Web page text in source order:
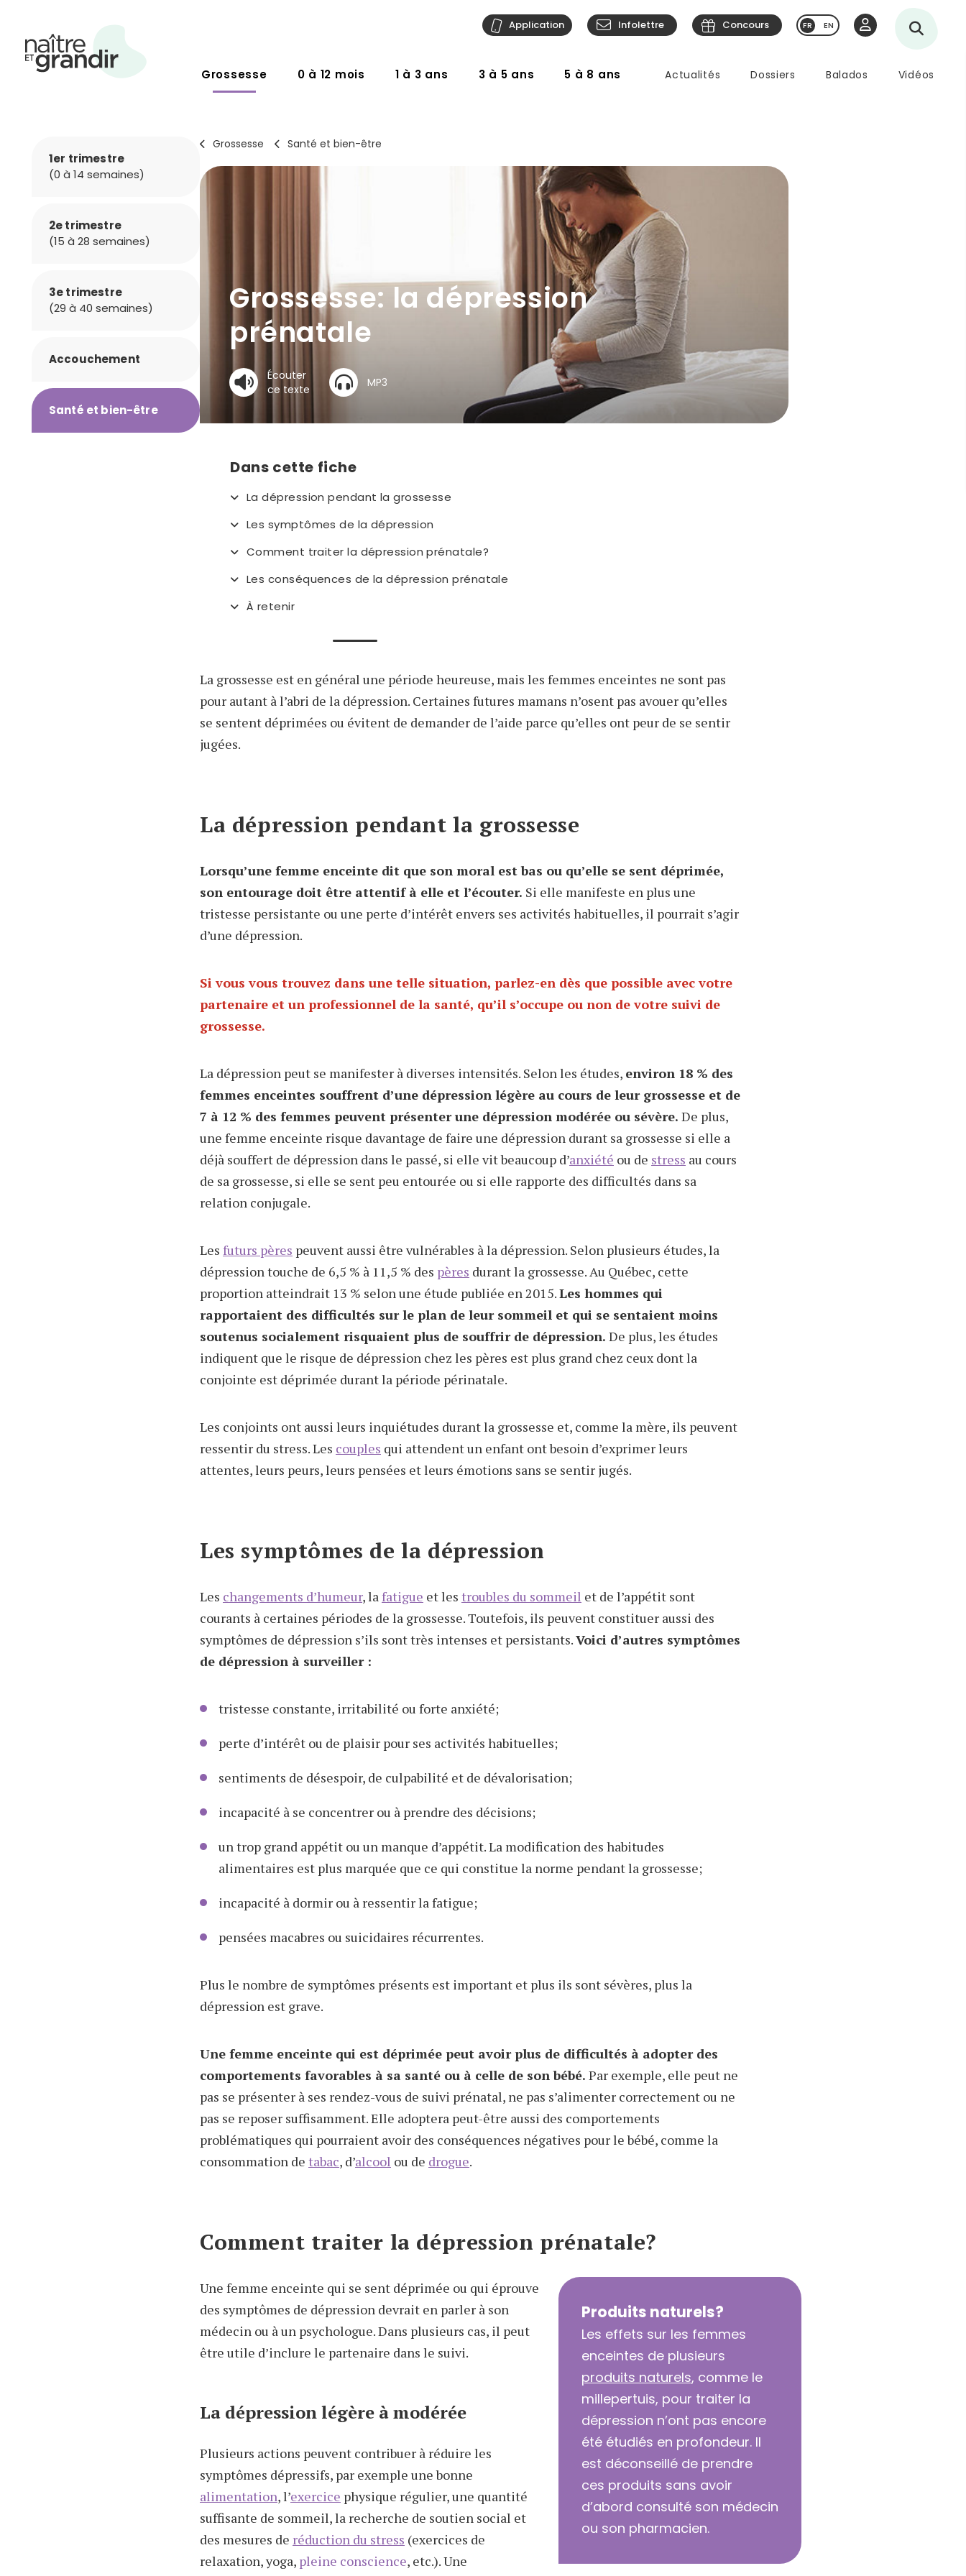
Grossesse 0 à 12 mois 1 à 3 ans 3 à 5 ans 5 à 8 ans Actualités Dossiers Balados Vidéos
Application Infolettre Concours EN
Grossesse Santé et bien-être
Grossesse: la dépression
prénatale
Écouter
ce texte
MP3
Dans cette fiche
La dépression pendant la grossesse
Les symptômes de la dépression
Comment traiter la dépression prénatale?
Les conséquences de la dépression prénatale
À retenir
La grossesse est en général une période heureuse, mais les femmes enceintes ne sont pas
pour autant à l’abri de la dépression. Certaines futures mamans n’osent pas avouer qu’elles
se sentent déprimées ou évitent de demander de l’aide parce qu’elles ont peur de se sentir
jugées.
La dépression pendant la grossesse
Lorsqu’une femme enceinte dit que son moral est bas ou qu’elle se sent déprimée,
son entourage doit être attentif à elle et l’écouter. Si elle manifeste en plus une
tristesse persistante ou une perte d’intérêt envers ses activités habituelles, il pourrait s’agir
d’une dépression.
Si vous vous trouvez dans une telle situation, parlez-en dès que possible avec votre
partenaire et un professionnel de la santé, qu’il s’occupe ou non de votre suivi de
grossesse.
La dépression peut se manifester à diverses intensités. Selon les études, environ 18 % des
femmes enceintes souffrent d’une dépression légère au cours de leur grossesse et de
7 à 12 % des femmes peuvent présenter une dépression modérée ou sévère. De plus,
une femme enceinte risque davantage de faire une dépression durant sa grossesse si elle a
déjà souffert de dépression dans le passé, si elle vit beaucoup d’anxiété ou de stress au cours
de sa grossesse, si elle se sent peu entourée ou si elle rapporte des difficultés dans sa
relation conjugale.
Les futurs pères peuvent aussi être vulnérables à la dépression. Selon plusieurs études, la
dépression touche de 6,5 % à 11,5 % des pères durant la grossesse. Au Québec, cette
proportion atteindrait 13 % selon une étude publiée en 2015.Les hommes qui
rapportaient des difficultés sur le plan de leur sommeil et qui se sentaient moins
soutenus socialement risquaient plus de souffrir de dépression. De plus, les études
indiquent que le risque de dépression chez les pères est plus grand chez ceux dont la
conjointe est déprimée durant la période périnatale.
Les conjoints ont aussi leurs inquiétudes durant la grossesse et, comme la mère, ils peuvent
ressentir du stress. Les couples qui attendent un enfant ont besoin d’exprimer leurs
attentes, leurs peurs, leurs pensées et leurs émotions sans se sentir jugés.
Les symptômes de la dépression
Les changements d’humeur, lafatigue et les troubles du sommeil et de l’appétit sont
courants à certaines périodes de la grossesse. Toutefois, ils peuvent constituer aussi des
symptômes de dépression s’ils sont très intenses et persistants.Voici d’autres symptômes
de dépression à surveiller :
tristesse constante, irritabilité ou forte anxiété;
perte d’intérêt ou de plaisir pour ses activités habituelles;
sentiments de désespoir, de culpabilité et de dévalorisation;
incapacité à se concentrer ou à prendre des décisions;
un trop grand appétit ou un manque d’appétit. La modification des habitudes
alimentaires est plus marquée que ce qui constitue la norme pendant la grossesse;
incapacité à dormir ou à ressentir la fatigue;
pensées macabres ou suicidaires récurrentes.
Plus le nombre de symptômes présents est important et plus ils sont sévères, plus la
dépression est grave.
Une femme enceinte qui est déprimée peut avoir plus de difficultés à adopter des
comportements favorables à sa santé ou à celle de son bébé. Par exemple, elle peut ne
pas se présenter à ses rendez-vous de suivi prénatal, ne pas s’alimenter correctement ou ne
pas se reposer suffisamment. Elle adoptera peut-être aussi des comportements
problématiques qui pourraient avoir des conséquences négatives pour le bébé, comme la
consommation de tabac, d’alcool ou de drogue.
Comment traiter la dépression prénatale?
Produits naturels?
Les effets sur les femmes
enceintes de plusieurs
produits naturels, comme le
millepertuis, pour traiter la
dépression n’ont pas encore
été étudiés en profondeur. Il
est déconseillé de prendre
ces produits sans avoir
d’abord consulté son médecin
ou son pharmacien.
Une femme enceinte qui se sent déprimée ou qui éprouve
des symptômes de dépression devrait en parler à son
médecin ou à un psychologue. Dans plusieurs cas, il peut
être utile d’inclure le partenaire dans le suivi.
La dépression légère à modérée
Plusieurs actions peuvent contribuer à réduire les
symptômes dépressifs, par exemple une bonne
alimentation, l’exercice physique régulier, une quantité
suffisante de sommeil, la recherche de soutien social et
des mesures de réduction du stress (exercices de
relaxation, yoga, pleine conscience, etc.). Une
1er trimestre
(0 à 14 semaines)
2e trimestre
(15 à 28 semaines)
3e trimestre
(29 à 40 semaines)
Accouchement
Santé et bien-être